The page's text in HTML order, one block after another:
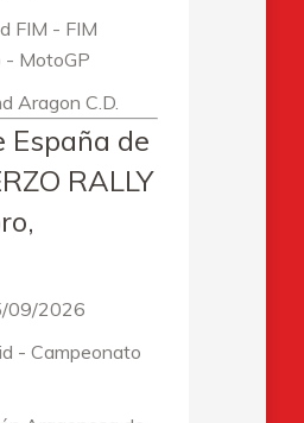
FIM - FIM
- MotoGP
Aragon C.D.
España de
RALLY
09/2026
- Campeonato